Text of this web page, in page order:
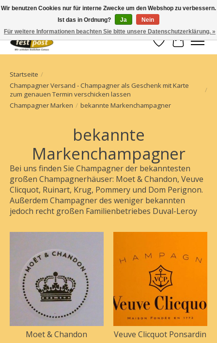
Champagner einfach geschickt
Wunschzettel
Ihr
Startseite /
Champagner Versand - Champagner als Geschenk mit Karte
zum genauen Termin verschicken lassen
/
Champagner Marken / bekannte Markenchampagner
bekannte
Markenchampagner
Bei uns finden Sie Champagner der bekanntesten
großen Champagnerhäuser: Moet & Chandon, Veuve
Clicquot, Ruinart, Krug, Pommery und Dom Perignon.
Außerdem Champagner des weniger bekannten
jedoch recht großen Familienbetriebes Duval-Leroy
Moet & Chandon Veuve Clicquot Ponsardin
Wir benutzen Cookies nur für interne Zwecke um den Webshop zu verbessern.
Ist das in Ordnung?
Ja
Nein
Für weitere Informationen beachten Sie bitte unsere Datenschutzerklärung. »